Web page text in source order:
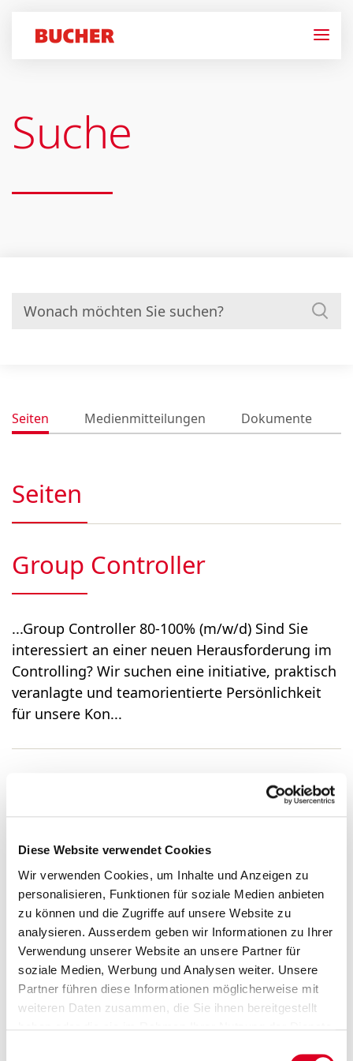
Diese Website verwendet Cookies
Wir verwenden Cookies, um Inhalte und Anzeigen zu
personalisieren, Funktionen für soziale Medien anbieten
zu können und die Zugriffe auf unsere Website zu
analysieren. Ausserdem geben wir Informationen zu Ihrer
Verwendung unserer Website an unsere Partner für
soziale Medien, Werbung und Analysen weiter. Unsere
Partner führen diese Informationen möglicherweise mit
weiteren Daten zusammen, die Sie ihnen bereitgestellt
Suche
Suchen
Seiten Medienmitteilungen Dokumente
Seiten
Group Controller
...Group Controller 80-100% (m/w/d) Sind Sie
interessiert an einer neuen Herausforderung im
Controlling? Wir suchen eine initiative, praktisch
veranlagte und teamorientierte Persönlichkeit
für unsere Kon...
Group Controller 80–100%
(m/w/d)
...Group Controller 80–100% (m/w/d) Sind Sie
interessiert an einer neuen Herausforderung im
Controlling? Wir suchen eine initiative, praktisch
veranlagte und teamorientierte Persönlichkeit
für unsere Kon...